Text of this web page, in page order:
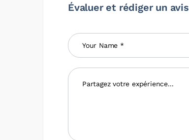
Évaluer et rédiger un avis